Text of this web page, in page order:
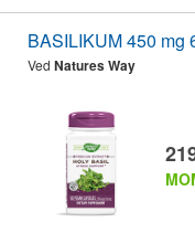
BASILIKUM 450 mg
Ved Natures Way